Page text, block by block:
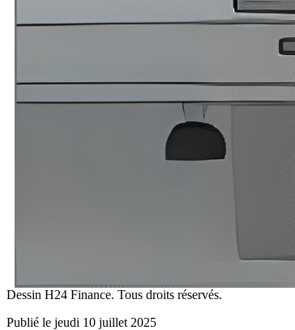
Dessin H24 Finance. Tous droits réservés.
Publié le jeudi 10 juillet 2025